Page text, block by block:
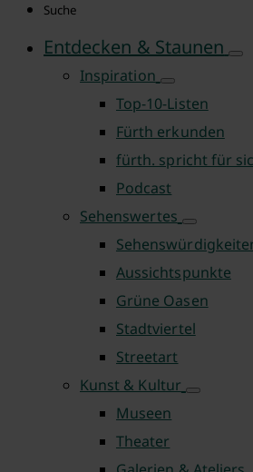
Suche
Entdecken & Staunen
Inspiration
Top-10-Listen
Fürth erkunden
fürth. spricht für
Podcast
Sehenswertes
Aussichtspunkte
Grüne Oasen
Stadtviertel
Streetart
Kunst & Kultur
Museen
Theater